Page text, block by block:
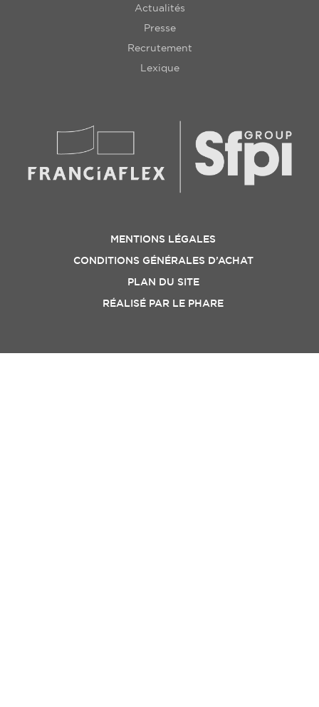
Actualités
Presse
Recrutement
Lexique
MENTIONS LÉGALES
CONDITIONS GÉNÉRALES D’ACHAT
PLAN DU SITE
RÉALISÉ PAR LE PHARE